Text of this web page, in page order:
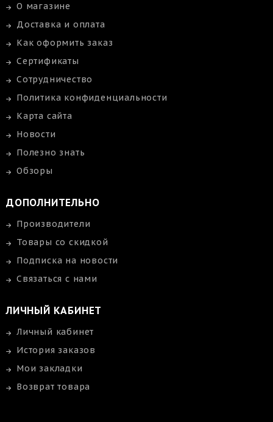
О магазине
Доставка и оплата
Как оформить заказ
Сертификаты
Сотрудничество
Политика конфиденциальности
Карта сайта
Новости
Полезно знать
Обзоры
ДОПОЛНИТЕЛЬНО
Производители
Товары со скидкой
Подписка на новости
Связаться с нами
ЛИЧНЫЙ КАБИНЕТ
Личный кабинет
История заказов
Мои закладки
Возврат товара